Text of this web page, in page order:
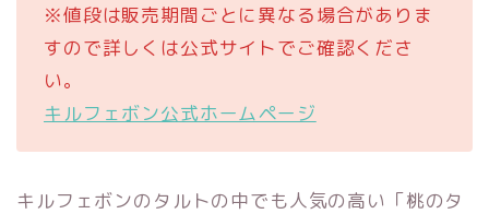
※値段は販売期間ごとに異なる場合がありま
すので詳しくは公式サイトでご確認くださ
い。
キルフェボン公式ホームページ
キルフェボンのタルトの中でも人気の高い「桃のタ